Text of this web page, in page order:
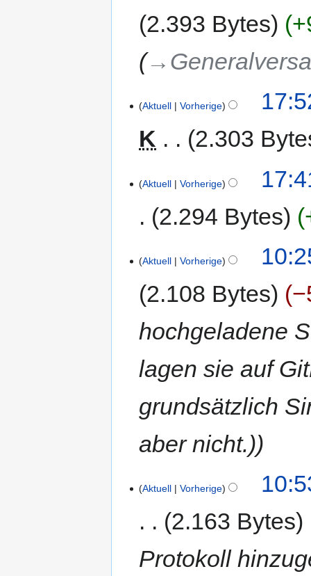
2.393 Bytes
Aktuell Vorherige
K
2.303
Aktuell Vorherige
2.294 Bytes
Aktuell Vorherige
2.108 Bytes
hochgeladene
lagen sie auf
grundsätzlich
aber nicht.)
Aktuell Vorherige
2.163 Bytes
Protokoll